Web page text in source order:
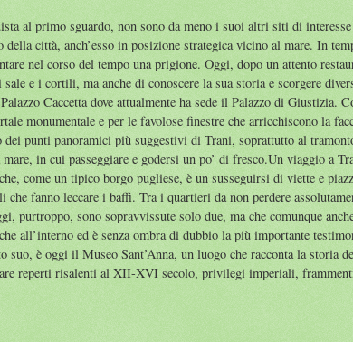
al primo sguardo, non sono da meno i suoi altri siti di
città, anch’esso in posizione strategica vicino al mare. In
nel corso del tempo una prigione. Oggi, dopo un attento
e i cortili, ma anche di conoscere la sua storia e scorgere
Caccetta dove attualmente ha sede il Palazzo di Giustizia.
monumentale e per le favolose finestre che arricchiscono la
dei punti panoramici più suggestivi di Trani, soprattutto al
in cui passeggiare e godersi un po’ di fresco.Un viaggio a
come un tipico borgo pugliese, è un susseguirsi di viette e
fanno leccare i baffi. Tra i quartieri da non perdere
purtroppo, sono sopravvissute solo due, ma che comunque
all’interno ed è senza ombra di dubbio la più importante
suo, è oggi il Museo Sant’Anna, un luogo che racconta la storia
reperti risalenti al XII-XVI secolo, privilegi imperiali,